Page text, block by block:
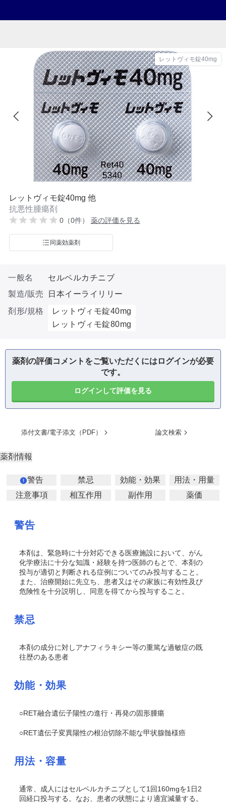
レットヴィモ錠40mg
レットヴィモ錠40mg 他
抗悪性腫瘍剤
0（0件） 薬の評価を見る
同薬効薬剤
一般名
セルペルカチニブ
製造/販売
日本イーライリリー
剤形/規格
レットヴィモ錠40mg
レットヴィモ錠80mg
薬剤の評価コメントをご覧いただくにはログインが必要
です。
ログインして評価を見る
添付文書/電子添文（PDF） 論文検索
薬剤情報
警告 禁忌 効能・効果
用法・用量
注意事項
相互作用 副作用 薬価
警告
本剤は、緊急時に十分対応できる医療施設において、がん
化学療法に十分な知識・経験を持つ医師のもとで、本剤の
投与が適切と判断される症例についてのみ投与すること。
また、治療開始に先立ち、患者又はその家族に有効性及び
危険性を十分説明し、同意を得てから投与すること。
禁忌
本剤の成分に対しアナフィラキシー等の重篤な過敏症の既
往歴のある患者
効能・効果
○RET融合遺伝子陽性の進行・再発の固形腫瘍
○RET遺伝子変異陽性の根治切除不能な甲状腺髄様癌
用法・容量
通常、成人にはセルペルカチニブとして1回160mgを1日2
回経口投与する。なお、患者の状態により適宜減量する。